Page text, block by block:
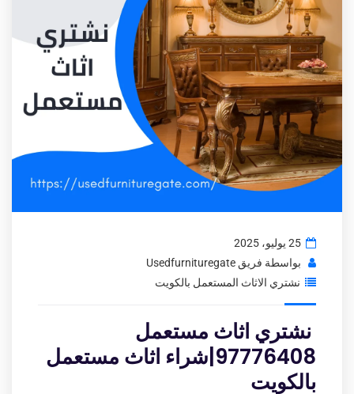
25 يوليو، 2025
بواسطة فريق Usedfurnituregate
نشتري الاثاث المستعمل بالكويت
نشتري اثاث مستعمل
97776408|شراء اثاث مستعمل
بالكويت